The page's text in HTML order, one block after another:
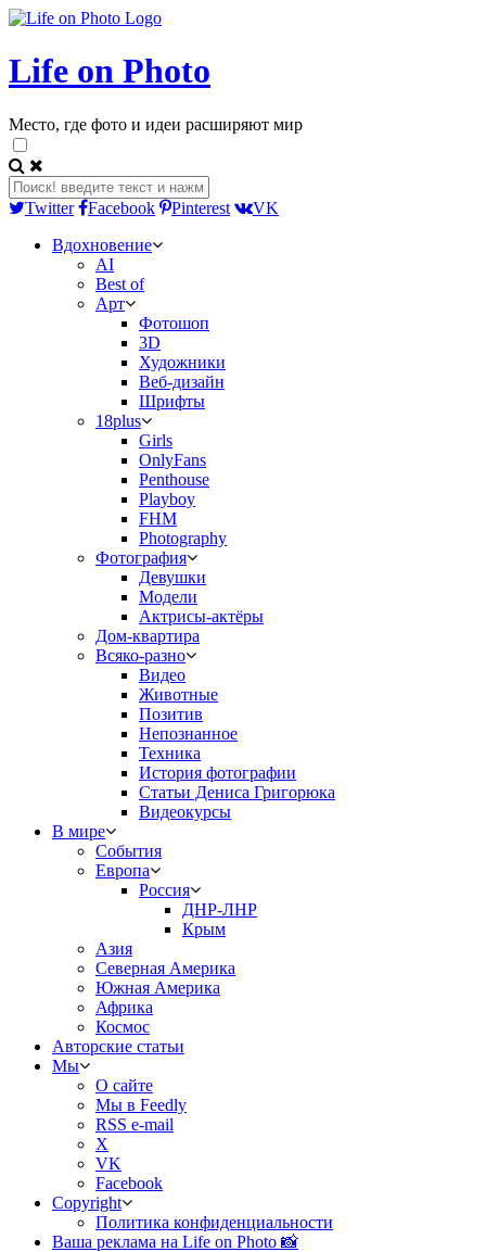
Life on Photo
Место, где фото и идеи расширяют мир
Twitter Facebook Pinterest
VK
Вдохновение
AI
Best of
Арт
Фотошоп
3D
Художники
Веб-дизайн
Шрифты
18plus
Girls
OnlyFans
Penthouse
Playboy
FHM
Photography
Фотография
Девушки
Модели
Актрисы-актёры
Дом-квартира
Всяко-разно
Видео
Животные
Позитив
Непознанное
Техника
История фотографии
Статьи Дениса Григорюка
Видеокурсы
В мире
События
Европа
Россия
ДНР-ЛНР
Крым
Азия
Северная Америка
Южная Америка
Африка
Космос
Авторские статьи
Мы
О сайте
Мы в Feedly
RSS e-mail
X
VK
Facebook
Copyright
Политика конфиденциальности
Ваша реклама на Life on Photo 📸